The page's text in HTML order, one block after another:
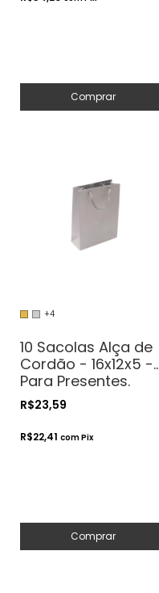
Comprar
+4
10 Sacolas Alça de
Cordão - 16x12x5 -
Para Presentes.
Cosméticos ou
Artesanatos
R$23,59
R$22,41 comPix
Comprar